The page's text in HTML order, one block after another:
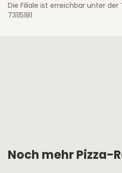
Die Filiale ist erreichbar unter
73115181
Noch mehr Pizza-